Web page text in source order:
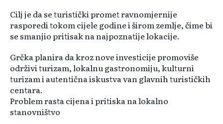
Cilj je da se turistički promet ravnomjernije
rasporedi tokom cijele godine i širom zemlje, čime bi
se smanjio pritisak na najpoznatije lokacije.
Grčka planira da kroz nove investicije promoviše
održivi turizam, lokalnu gastronomiju, kulturni
turizam i autentična iskustva van glavnih turističkih
centara.
Problem rasta cijena i pritiska na lokalno
stanovništvo